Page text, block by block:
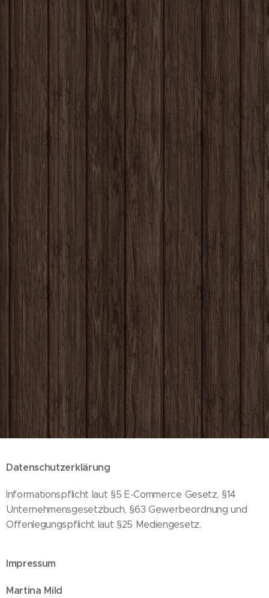
Datenschutzerklärung
Informationspflicht laut §5 E-Commerce Gesetz, §14
Unternehmensgesetzbuch, §63 Gewerbeordnung und
Offenlegungspflicht laut §25 Mediengesetz.
Impressum
Martina Mild